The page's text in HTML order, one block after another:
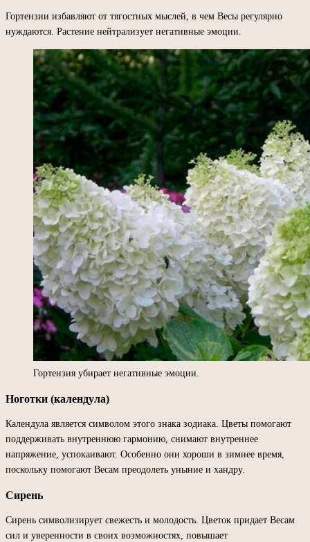
Гортензии избавляют от тягостных мыслей, в чем Весы регулярно
нуждаются. Растение нейтрализует негативные эмоции.
Гортензия убирает негативные эмоции.
Ноготки (календула)
Календула является символом этого знака зодиака. Цветы помогают
поддерживать внутреннюю гармонию, снимают внутреннее
напряжение, успокаивают. Особенно они хороши в зимнее время,
поскольку помогают Весам преодолеть уныние и хандру.
Сирень
Сирень символизирует свежесть и молодость. Цветок придает Весам
сил и уверенности в своих возможностях, повышает